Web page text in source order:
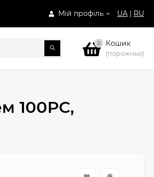
Мій профіль UA | RU
0 Кошик
(порожньо)
100PC,